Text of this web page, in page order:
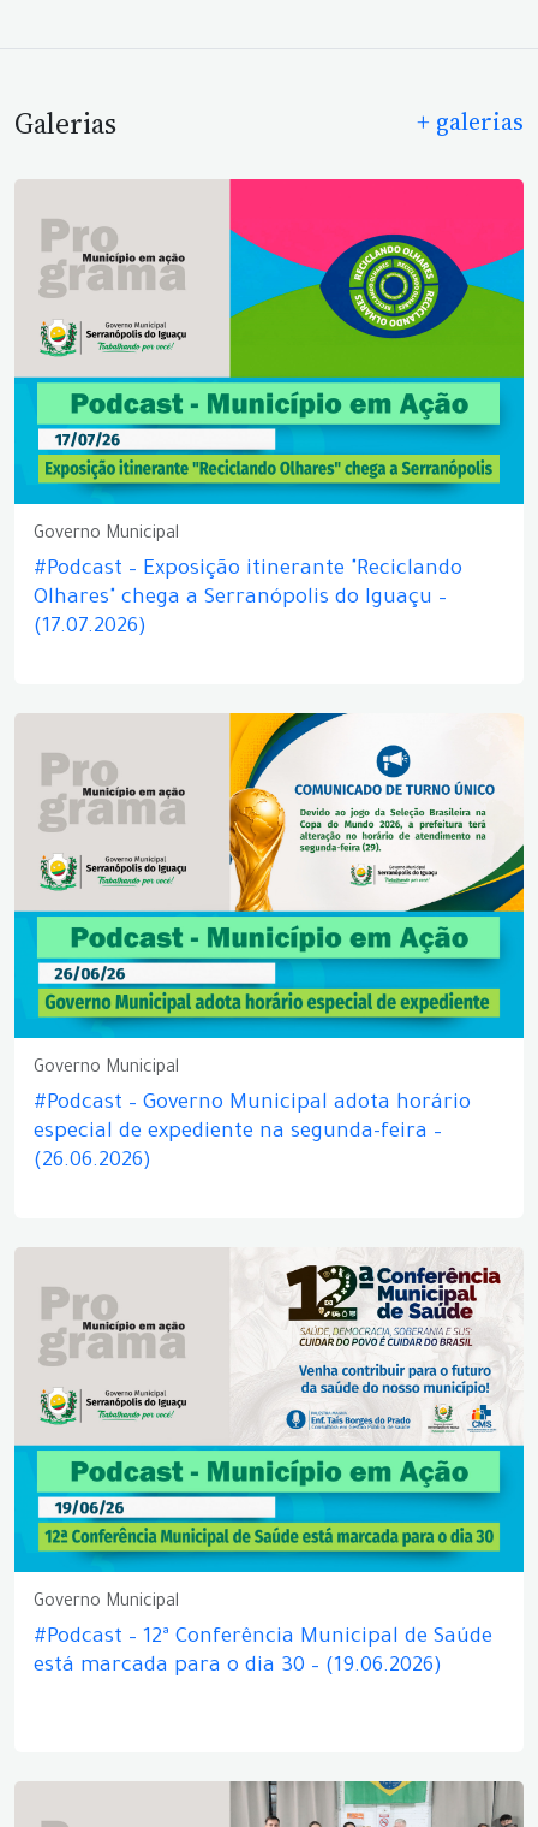
Galerias + galerias
Governo Municipal
#Podcast – Exposição itinerante "Reciclando
Olhares" chega a Serranópolis do Iguaçu –
(17.07.2026)
Governo Municipal
#Podcast – Governo Municipal adota horário
especial de expediente na segunda-feira –
(26.06.2026)
Governo Municipal
#Podcast – 12ª Conferência Municipal de Saúde
está marcada para o dia 30 – (19.06.2026)